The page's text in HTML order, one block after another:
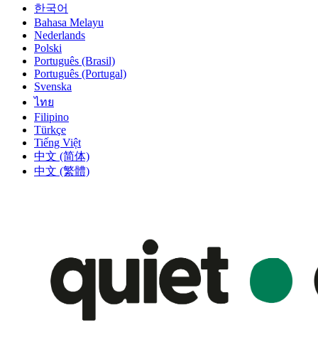
한국어
Bahasa Melayu
Nederlands
Polski
Português (Brasil)
Português (Portugal)
Svenska
ไทย
Filipino
Türkçe
Tiếng Việt
中文 (简体)
中文 (繁體)